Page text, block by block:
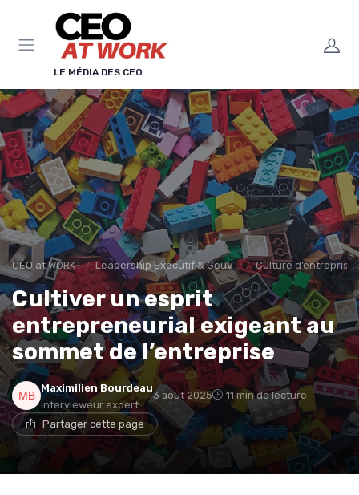
LE MÉDIA DES CEO
CEO at WORK ! Leadership Exécutif & Gouvernance Culture d’entreprise
Cultiver un esprit
entrepreneurial exigeant au
sommet de l’entreprise
Maximilien Bourdeau
Intervieweur expert
3 août 2025 11 min de lecture
Partager cette page
Panneau de gestion des cookies